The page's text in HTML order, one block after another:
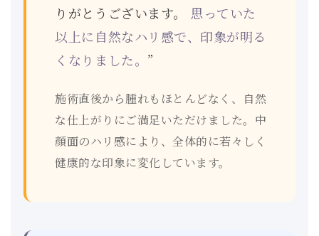
りがとうございます。 思っていた
以上に自然なハリ感で、印象が明る
くなりました。 ”
施術直後から腫れもほとんどなく、自然
な仕上がりにご満足いただけました。中
顔面のハリ感により、全体的に若々しく
健康的な印象に変化しています。